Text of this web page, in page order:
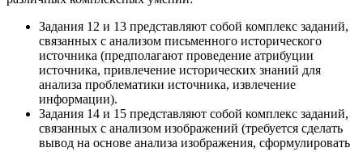
Задания 12 и 13 представляют собой комплекс заданий,
связанных с анализом письменного исторического
источника (предполагают проведение атрибуции
источника, привлечение исторических знаний для
анализа проблематики источника, извлечение
информации).
Задания 14 и 15 представляют собой комплекс заданий,
связанных с анализом изображений (требуется сделать
вывод на основе анализа изображения, сформулировать